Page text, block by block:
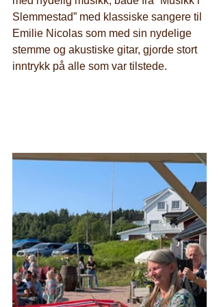
Slemmestad” med klassiske sangere til
Emilie Nicolas som med sin nydelige
stemme og akustiske gitar, gjorde stort
inntrykk på alle som var tilstede.